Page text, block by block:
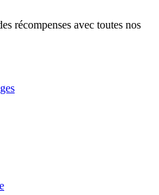
récompenses avec toutes nos